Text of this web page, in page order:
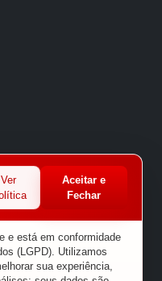
Ver
Aceitar e
Fechar
e está em conformidade
(LGPD). Utilizamos
sua experiência,